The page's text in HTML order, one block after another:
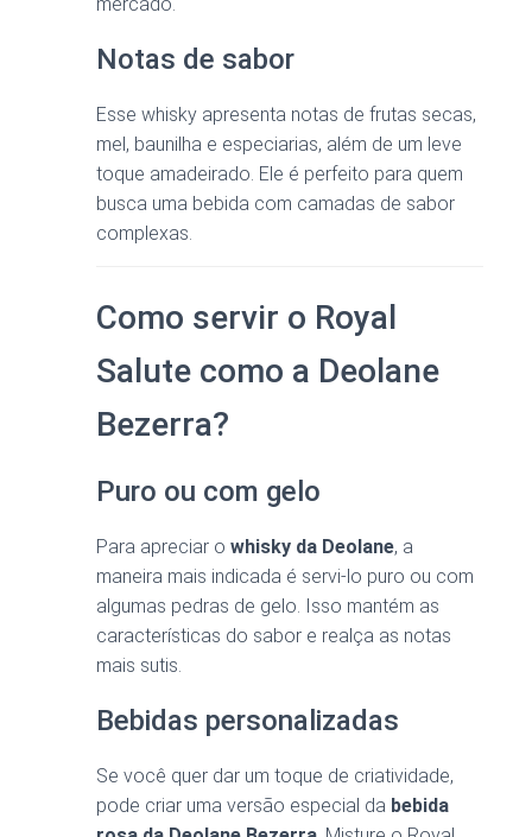
Notas de sabor
Esse whisky apresenta notas de frutas secas,
mel, baunilha e especiarias, além de um leve
toque amadeirado. Ele é perfeito para quem
busca uma bebida com camadas de sabor
complexas.
Como servir o Royal
Salute como a Deolane
Bezerra?
Puro ou com gelo
Para apreciar o whisky da Deolane, a
maneira mais indicada é servi-lo puro ou com
algumas pedras de gelo. Isso mantém as
características do sabor e realça as notas
mais sutis.
Bebidas personalizadas
Se você quer dar um toque de criatividade,
pode criar uma versão especial da bebida